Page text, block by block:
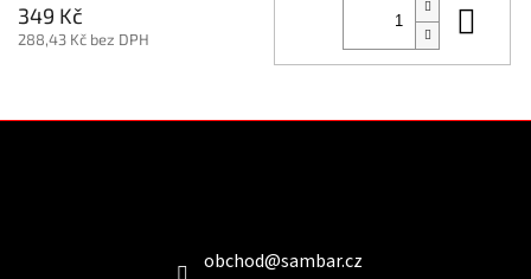
349 Kč
288,43 Kč bez DPH
obchod@sambar.cz